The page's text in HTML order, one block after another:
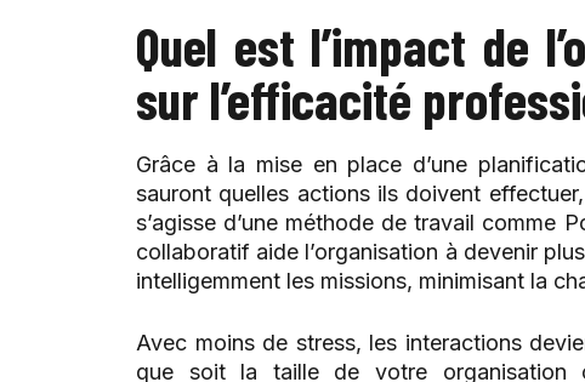
Quel est l’impact de
sur l’efficacité
Grâce à la mise en place d’une
sauront quelles actions ils doivent
s’agisse d’une méthode de travail comme
collaboratif aide l’organisation à devenir
intelligemment les missions, minimisant la
Avec moins de stress, les interactions
que soit la taille de votre organisation